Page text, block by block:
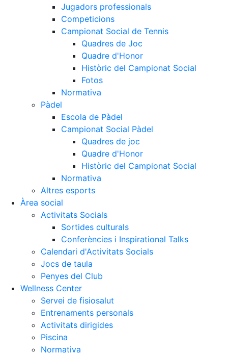
Jugadors professionals
Competicions
Campionat Social de Tennis
Quadres de Joc
Quadre d'Honor
Històric del Campionat Social
Fotos
Normativa
Pàdel
Escola de Pàdel
Campionat Social Pàdel
Quadres de joc
Quadre d'Honor
Històric del Campionat Social
Normativa
Altres esports
Àrea social
Activitats Socials
Sortides culturals
Conferències i Inspirational Talks
Calendari d'Activitats Socials
Jocs de taula
Penyes del Club
Wellness Center
Servei de fisiosalut
Entrenaments personals
Activitats dirigides
Piscina
Normativa